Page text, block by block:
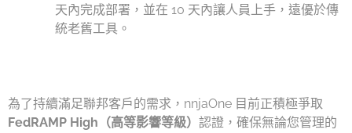
天內完成部署，並在 10 天內讓人員上手，遠優於傳
統老舊工具。
為了持續滿足聯邦客戶的需求，nnjaOne 目前正積極爭取
FedRAMP High（高等影響等級） 認證，確保無論您管理的